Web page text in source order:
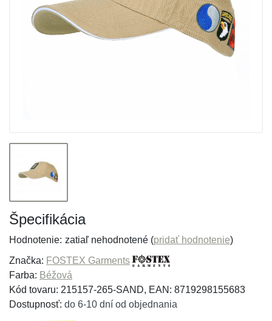
Špecifikácia
Hodnotenie: zatiaľ nehodnotené (pridať hodnotenie)
Značka: FOSTEX Garments
Farba: Béžová
Kód tovaru: 215157-265-SAND, EAN: 8719298155683
Dostupnosť: do 6-10 dní od objednania